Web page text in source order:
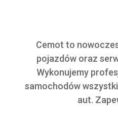
Cemot to
pojazdów oraz
Wykonujemy
samochodów
aut.